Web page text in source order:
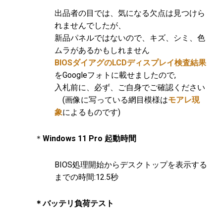
出品者の目では、気になる欠点は見つけら
れませんでしたが、
新品パネルではないので、キズ、シミ、色
ムラがあるかもしれません
BIOSダイアグのLCDディスプレイ検査結果
をGoogleフォトに載せましたので,
入札前に、必ず、ご自身でご確認ください
(画像に写っている網目模様はモアレ現
象によるものです)
＊ Windows 11 Pro 起動時間
BIOS処理開始からデスクトップを表示する
までの時間:12.5秒
＊バッテリ負荷テスト